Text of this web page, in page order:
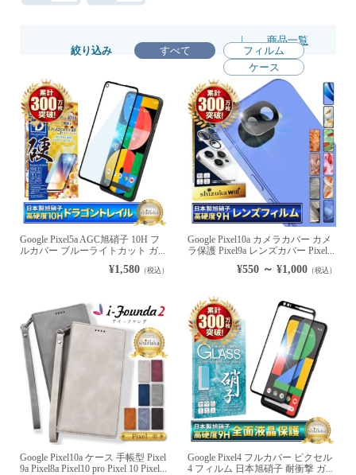
|
商品一覧
絞り込み
すべて
フィルム
ケース
Google Pixel5a AGC旭硝子 10H フ
ルカバー ブルーライトカット ガ...
¥1,580（税込）
Google Pixel10a カメラカバー カメ
ラ保護 Pixel9a レンズカバー Pixel...
¥550 ～ ¥1,000 （税込）
Google Pixel10a ケース 手帳型 Pixel
9a Pixel8a Pixel10 pro Pixel 10 Pixel...
Google Pixel4 フルカバー ピクセル
4 フィルム 日本旭硝子 耐衝撃 ガ...